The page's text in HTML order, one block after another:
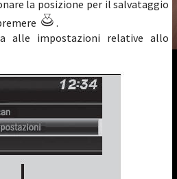
la posizione per il salvataggio
.
alle impostazioni relative allo